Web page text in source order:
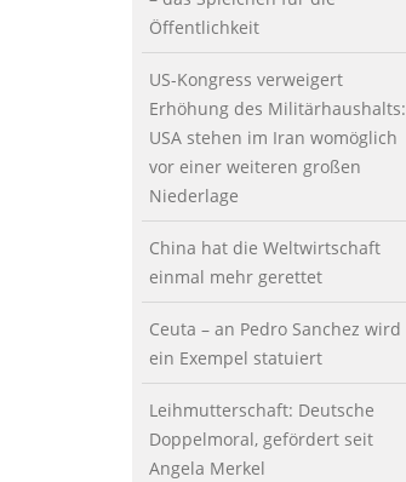
Öffentlichkeit
US-Kongress verweigert
Erhöhung des Militärhaushalts:
USA stehen im Iran womöglich
vor einer weiteren großen
Niederlage
China hat die Weltwirtschaft
einmal mehr gerettet
Ceuta – an Pedro Sanchez wird
ein Exempel statuiert
Leihmutterschaft: Deutsche
Doppelmoral, gefördert seit
Angela Merkel